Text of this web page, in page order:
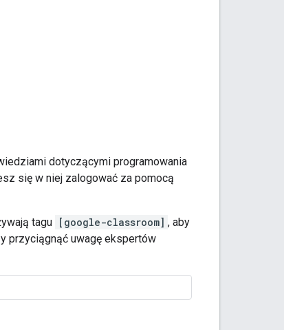
dotyczącymi programowania
się w niej zalogować za pomocą
tagu [google-classroom] , aby
przyciągnąć uwagę ekspertów